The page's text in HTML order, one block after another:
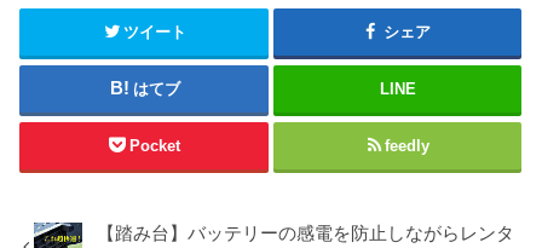
ツイート シェア
はてブ LINE
Pocket feedly
【踏み台】バッテリーの感電を防止しながらレンタ